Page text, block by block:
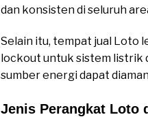
dan konsisten di seluruh
Selain itu, tempat jual Loto
lockout untuk sistem listrik
sumber energi dapat
Jenis Perangkat Loto